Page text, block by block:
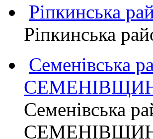
Ріпкинська
Ріпкинська
Семенівська
Семенівська